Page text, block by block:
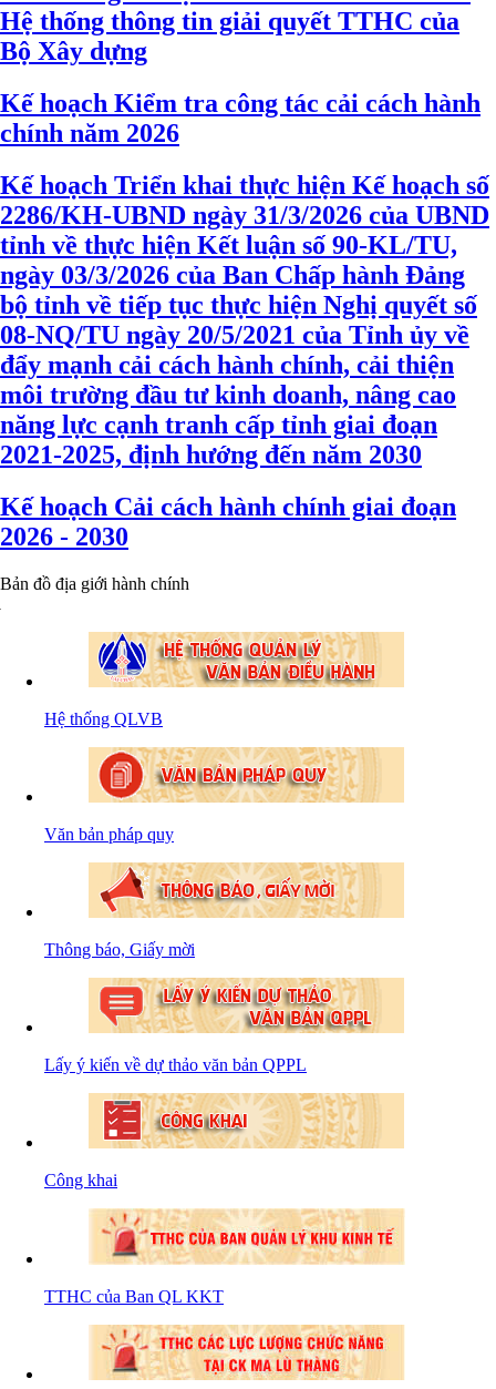
Hệ thống thông tin giải quyết TTHC của
Bộ Xây dựng
Kế hoạch Kiểm tra công tác cải cách hành
chính năm 2026
Kế hoạch Triển khai thực hiện Kế hoạch số
2286/KH-UBND ngày 31/3/2026 của UBND
tỉnh về thực hiện Kết luận số 90-KL/TU,
ngày 03/3/2026 của Ban Chấp hành Đảng
bộ tỉnh về tiếp tục thực hiện Nghị quyết số
08-NQ/TU ngày 20/5/2021 của Tỉnh ủy về
đẩy mạnh cải cách hành chính, cải thiện
môi trường đầu tư kinh doanh, nâng cao
năng lực cạnh tranh cấp tỉnh giai đoạn
2021-2025, định hướng đến năm 2030
Kế hoạch Cải cách hành chính giai đoạn
2026 - 2030
Bản đồ địa giới hành chính
Hệ thống QLVB
Văn bản pháp quy
Thông báo, Giấy mời
Lấy ý kiến về dự thảo văn bản QPPL
Công khai
TTHC của Ban QL KKT